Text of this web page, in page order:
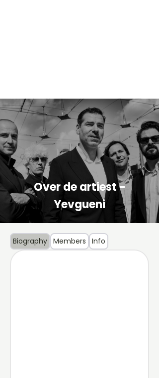
Over de artiest -
Yevgueni
Biography Members Info